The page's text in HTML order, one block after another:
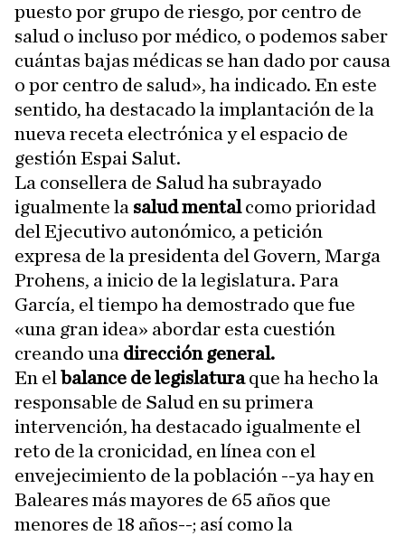
puesto por grupo de riesgo, por centro de
salud o incluso por médico, o podemos saber
cuántas bajas médicas se han dado por causa
o por centro de salud», ha indicado. En este
sentido, ha destacado la implantación de la
nueva receta electrónica y el espacio de
gestión Espai Salut.
La consellera de Salud ha subrayado
igualmente la salud mentalcomo prioridad
del Ejecutivo autonómico, a petición
expresa de la presidenta del Govern, Marga
Prohens, a inicio de la legislatura. Para
García, el tiempo ha demostrado que fue
«una gran idea» abordar esta cuestión
creando una dirección general.
En el balance de legislaturaque ha hecho la
responsable de Salud en su primera
intervención, ha destacado igualmente el
reto de la cronicidad, en línea con el
envejecimiento de la población --ya hay en
Baleares más mayores de 65 años que
menores de 18 años--; así como la